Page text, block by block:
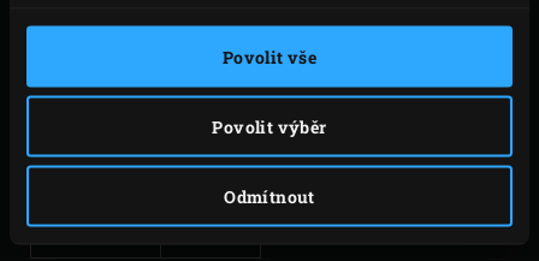
Povolit vše
Povolit výběr
Odmítnout
Modely Kód
2XL, XLarge,
117564
Medium 117557